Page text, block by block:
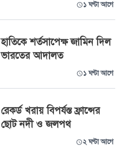
১ ঘণ্টা আগে
হাতিকে শর্তসাপেক্ষ জামিন দিল
ভারতের আদালত
১ ঘণ্টা আগে
রেকর্ড খরায় বিপর্যস্ত ফ্রান্সের
ছোট নদী ও জলপথ
২ ঘণ্টা আগে